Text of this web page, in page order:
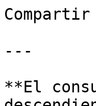
Compartir
---
**El